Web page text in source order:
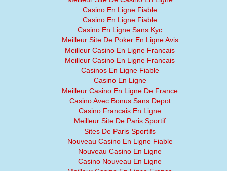
Casino En Ligne Fiable
Casino En Ligne Fiable
Casino En Ligne Sans Kyc
Meilleur Site De Poker En Ligne Avis
Meilleur Casino En Ligne Francais
Meilleur Casino En Ligne Francais
Casinos En Ligne Fiable
Casino En Ligne
Meilleur Casino En Ligne De France
Casino Avec Bonus Sans Depot
Casino Francais En Ligne
Meilleur Site De Paris Sportif
Sites De Paris Sportifs
Nouveau Casino En Ligne Fiable
Nouveau Casino En Ligne
Casino Nouveau En Ligne